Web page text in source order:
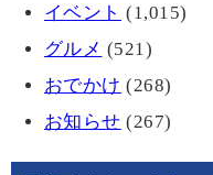
イベント (1,015)
グルメ (521)
おでかけ (268)
お知らせ (267)